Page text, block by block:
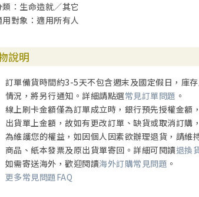
類：生命造就／其它
用對象：適用所有人
說明
訂單備貨時間約3-5天不包含週末及國定假日，庫
情況，將另行通知。詳細請點選常見訂單問題 。
線上刷卡金額僅為訂單成立時，銀行預先授權金
出貨單上金額，故如有更改訂單、缺貨或取消訂購
為維護您的權益，如因個人因素欲辦理退貨，請
商品、紙本發票及原出貨單寄回。詳細可閱讀退換
如需寄送海外，歡迎閱讀海外訂購常見問題 。
更多常見問題FAQ